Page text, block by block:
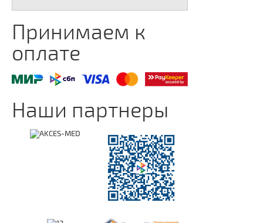
Принимаем к
оплате
Наши партнеры